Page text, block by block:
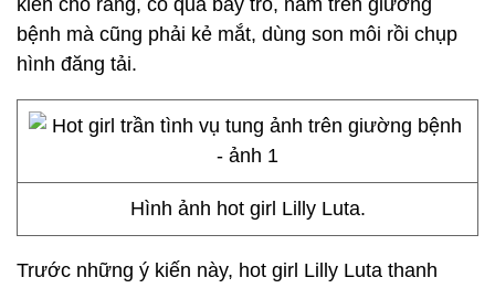
kiến cho rằng, cô quá bày trò, nằm trên giường
bệnh mà cũng phải kẻ mắt, dùng son môi rồi chụp
hình đăng tải.
Hình ảnh hot girl Lilly Luta.
Trước những ý kiến này, hot girl Lilly Luta thanh